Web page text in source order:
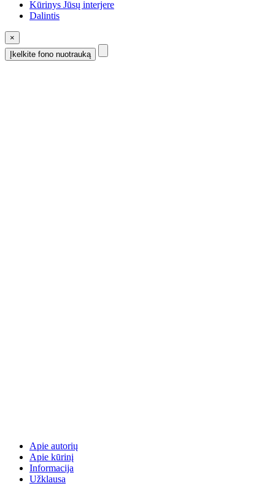
Kūrinys Jūsų interjere
Dalintis
×
Įkelkite fono nuotrauką
Apie autorių
Apie kūrinį
Informacija
Užklausa